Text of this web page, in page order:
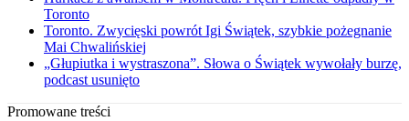
Toronto
Toronto. Zwycięski powrót Igi Świątek, szybkie pożegnanie
Mai Chwalińskiej
„Głupiutka i wystraszona”. Słowa o Świątek wywołały burzę,
podcast usunięto
Promowane treści